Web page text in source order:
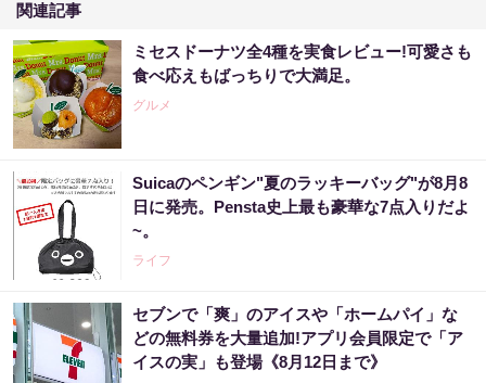
関連記事
ミセスドーナツ全4種を実食レビュー!可愛さも
食べ応えもばっちりで大満足。
グルメ
Suicaのペンギン"夏のラッキーバッグ"が8月8
日に発売。Pensta史上最も豪華な7点入りだよ
~。
ライフ
セブンで「爽」のアイスや「ホームパイ」な
どの無料券を大量追加!アプリ会員限定で「ア
イスの実」も登場《8月12日まで》